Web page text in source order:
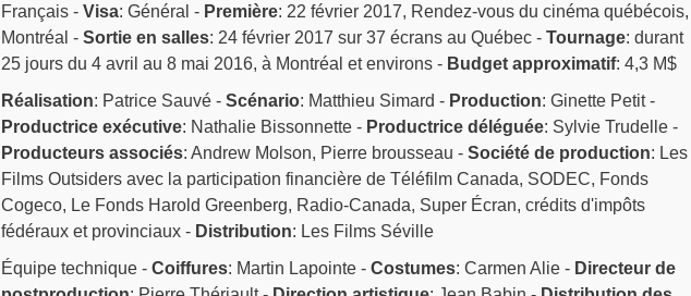
Français - Visa: Général - Première: 22 février 2017, Rendez-vous du cinéma québécois,
Montréal - Sortie en salles: 24 février 2017 sur 37 écrans au Québec - Tournage: durant
25 jours du 4 avril au 8 mai 2016, à Montréal et environs - Budget approximatif: 4,3 M$
Réalisation: Patrice Sauvé - Scénario: Matthieu Simard - Production: Ginette Petit -
Productrice exécutive: Nathalie Bissonnette - Productrice déléguée: Sylvie Trudelle -
Producteurs associés: Andrew Molson, Pierre brousseau - Société de production: Les
Films Outsiders avec la participation financière de Téléfilm Canada, SODEC, Fonds
Cogeco, Le Fonds Harold Greenberg, Radio-Canada, Super Écran, crédits d'impôts
fédéraux et provinciaux - Distribution: Les Films Séville
Équipe technique - Coiffures: Martin Lapointe - Costumes: Carmen Alie - Directeur de